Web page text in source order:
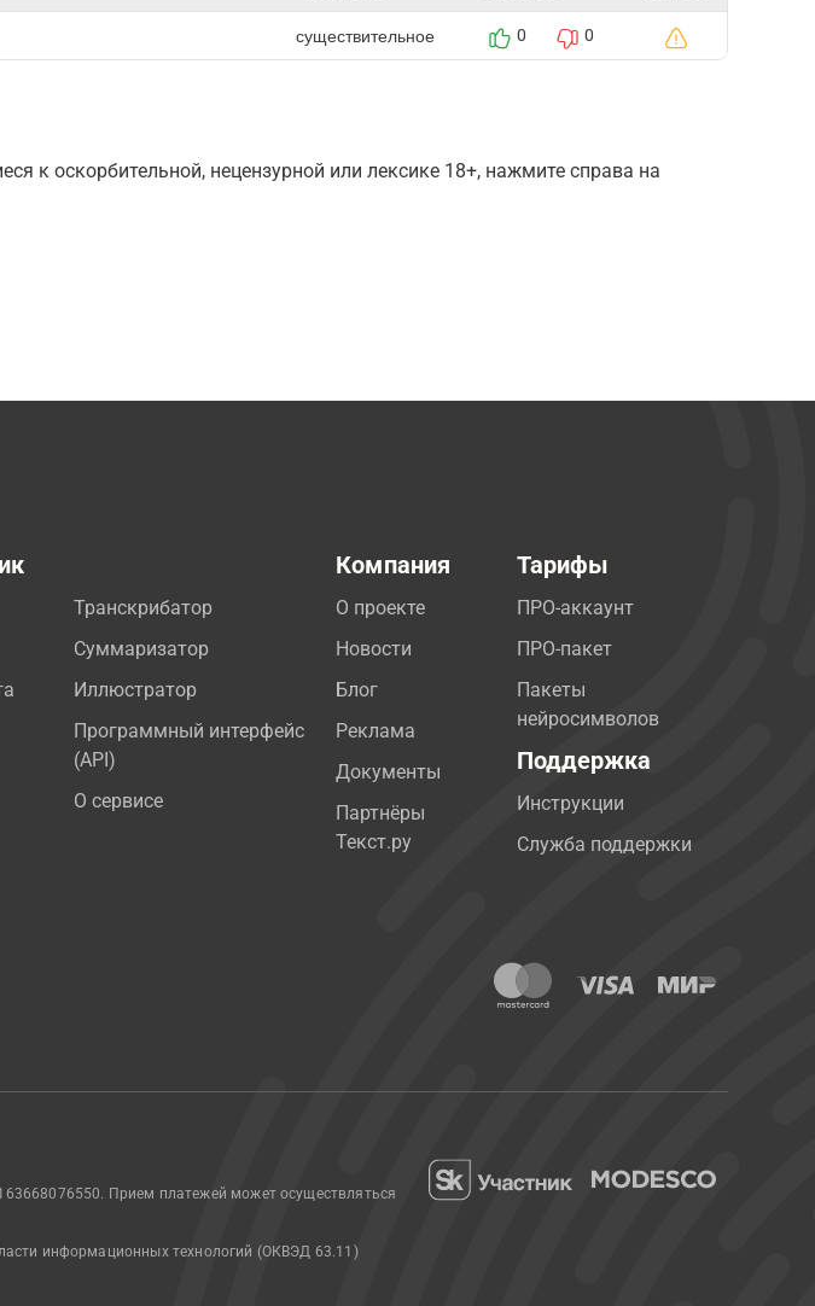
существительное 0 0
к оскорбительной, нецензурной или лексике 18+, нажмите справа на
Транскрибатор
Суммаризатор
Иллюстратор
Программный интерфейс
(API)
О сервисе
Компания
О проекте
Новости
Блог
Реклама
Документы
Партнёры
Текст.ру
Тарифы
ПРО-аккаунт
ПРО-пакет
Пакеты
нейросимволов
Поддержка
Инструкции
Служба поддержки
Прием платежей может осуществляться
информационных технологий (ОКВЭД 63.11)